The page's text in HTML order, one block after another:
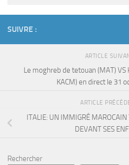
SUIVRE :
ARTICLE
Le moghreb de tetouan (MAT) VS
KACM) en direct le 31
ARTICLE
ITALIE: UN IMMIGRÉ
DEVANT SES
Rechercher